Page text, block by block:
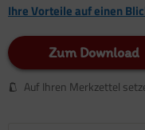
Ihre Vorteile auf einen
Zum Download
Auf Ihren Merkzettel